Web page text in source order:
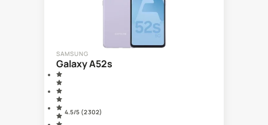
SAMSUNG
Galaxy A52s
4.5/5 (2 302)